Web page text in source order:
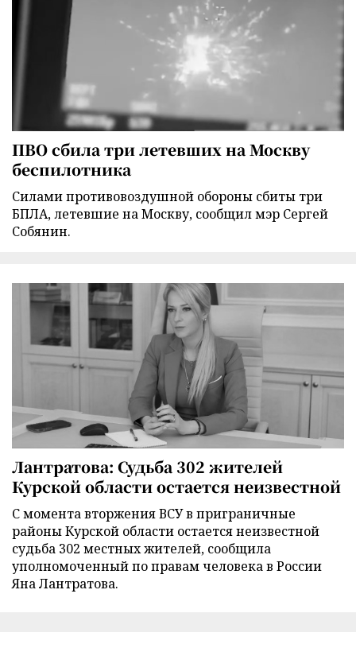
ПВО сбила три летевших на Москву
беспилотника
Силами противовоздушной обороны сбиты три
БПЛА, летевшие на Москву, сообщил мэр Сергей
Собянин.
Лантратова: Судьба 302 жителей
Курской области остается неизвестной
С момента вторжения ВСУ в приграничные
районы Курской области остается неизвестной
судьба 302 местных жителей, сообщила
уполномоченный по правам человека в России
Яна Лантратова.